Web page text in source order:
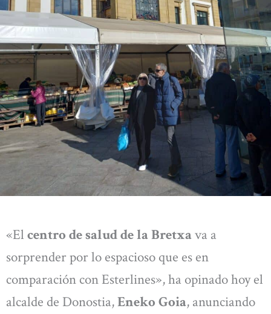
«El centro de salud de la Bretxava a
sorprender por lo espacioso que es en
comparación con Esterlines», ha opinado hoy el
alcalde de Donostia,Eneko Goia, anunciando